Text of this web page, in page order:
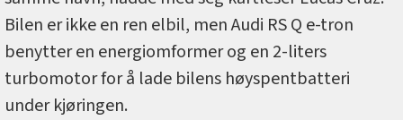
Bilen er ikke en ren elbil, men Audi RS Q e-tron
benytter en energiomformer og en 2-liters
turbomotor for å lade bilens høyspentbatteri
under kjøringen.